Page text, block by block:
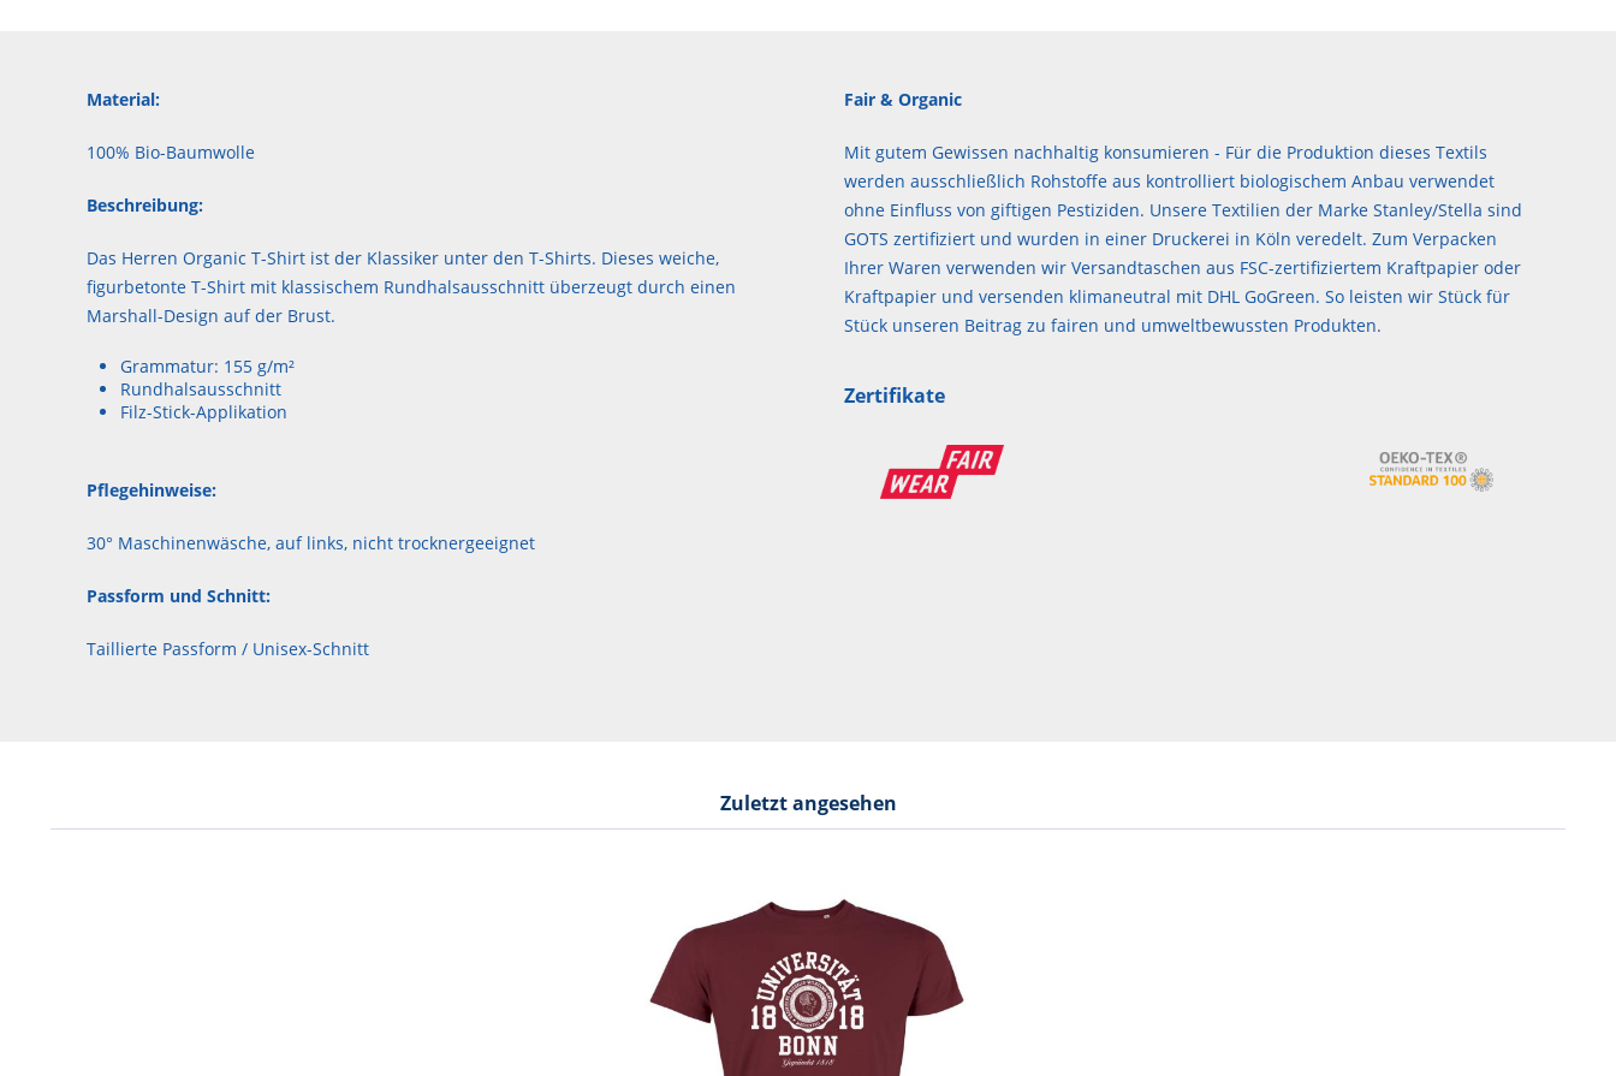
Material:
100% Bio-Baumwolle
Beschreibung:
Das Herren Organic T-Shirt ist der Klassiker unter den T-Shirts. Dieses weiche,
figurbetonte T-Shirt mit klassischem Rundhalsausschnitt überzeugt durch einen
Marshall-Design auf der Brust.
Grammatur: 155 g/m²
Rundhalsausschnitt
Filz-Stick-Applikation
Pflegehinweise:
30° Maschinenwäsche, auf links, nicht trocknergeeignet
Passform und Schnitt:
Taillierte Passform / Unisex-Schnitt
Fair & Organic
Mit gutem Gewissen nachhaltig konsumieren - Für die Produktion dieses Textils
werden ausschließlich Rohstoffe aus kontrolliert biologischem Anbau verwendet
ohne Einfluss von giftigen Pestiziden. Unsere Textilien der Marke Stanley/Stella sind
GOTS zertifiziert und wurden in einer Druckerei in Köln veredelt. Zum Verpacken
Ihrer Waren verwenden wir Versandtaschen aus FSC-zertifiziertem Kraftpapier oder
Kraftpapier und versenden klimaneutral mit DHL GoGreen. So leisten wir Stück für
Stück unseren Beitrag zu fairen und umweltbewussten Produkten.
Zertifikate
Zuletzt angesehen